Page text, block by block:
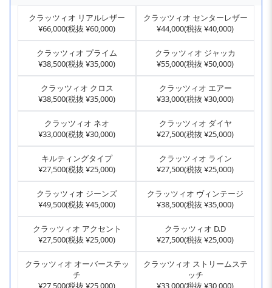
クラッツィオ リアルレザー
¥66,000(税抜 ¥60,000)
クラッツィオ センターレザー
¥44,000(税抜 ¥40,000)
クラッツィオ プライム
¥38,500(税抜 ¥35,000)
クラッツィオ ジャッカ
¥55,000(税抜 ¥50,000)
クラッツィオ クロス
¥38,500(税抜 ¥35,000)
クラッツィオ エアー
¥33,000(税抜 ¥30,000)
クラッツィオ ネオ
¥33,000(税抜 ¥30,000)
クラッツィオ ダイヤ
¥27,500(税抜 ¥25,000)
キルティングタイプ
¥27,500(税抜 ¥25,000)
クラッツィオ ライン
¥27,500(税抜 ¥25,000)
クラッツィオ ジーンズ
¥49,500(税抜 ¥45,000)
クラッツィオ ヴィンテージ
¥38,500(税抜 ¥35,000)
クラッツィオ アクセント
¥27,500(税抜 ¥25,000)
クラッツィオ D.D
¥27,500(税抜 ¥25,000)
クラッツィオ オーバーステッ
チ
¥27,500(税抜 ¥25,000)
クラッツィオ ストリームステ
ッチ
¥33,000(税抜 ¥30,000)